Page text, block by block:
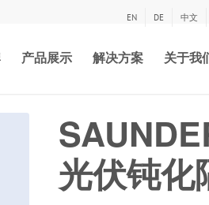
EN DE 中文
产品展示 解决方案 关于我
光伏钝化